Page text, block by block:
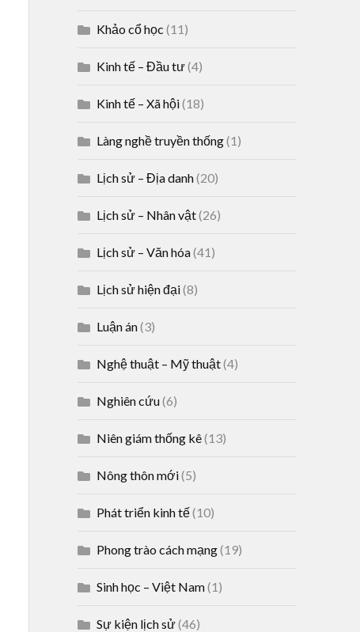
Khảo cổ học (11)
Kinh tế – Đầu tư(4)
Kinh tế – Xã hội(18)
Làng nghề truyền thống(1)
Lịch sử – Địa danh(20)
Lịch sử – Nhân vật(26)
Lịch sử – Văn hóa(41)
Lịch sử hiện đại(8)
Luận án(3)
Nghệ thuật – Mỹ thuật(4)
Nghiên cứu(6)
Niên giám thống kê(13)
Nông thôn mới(5)
Phát triển kinh tế(10)
Phong trào cách mạng(19)
Sinh học – Việt Nam(1)
Sự kiện lịch sử(46)